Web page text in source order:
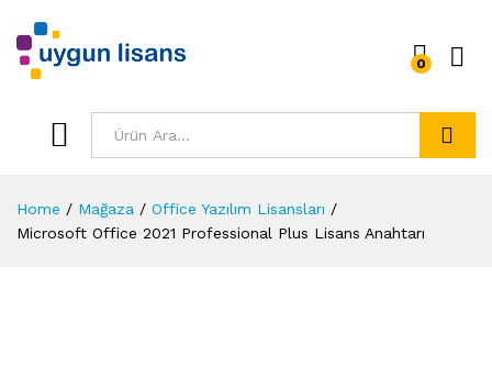
0
Home / Mağaza / Office Yazılım Lisansları /
Microsoft Office 2021 Professional Plus Lisans Anahtarı